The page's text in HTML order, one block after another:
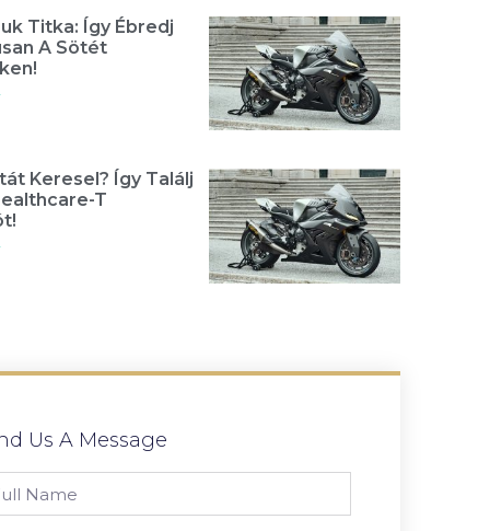
Titka: Így Ébredj
A Sötét
Keresel? Így Találj
T
Us A Message